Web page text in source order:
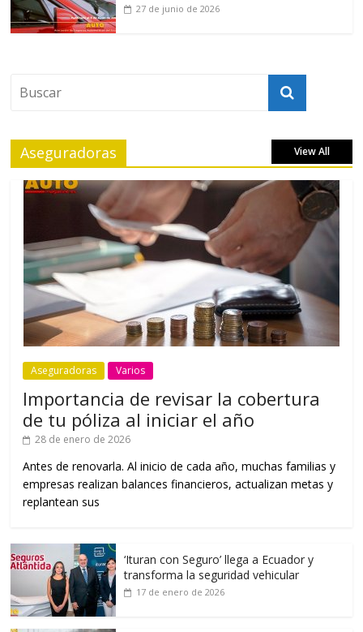
27 de junio de 2026
Aseguradoras View All
Aseguradoras Varios
Importancia de revisar la cobertura
de tu póliza al iniciar el año
28 de enero de 2026
Antes de renovarla. Al inicio de cada año, muchas familias y
empresas realizan balances financieros, actualizan metas y
replantean sus
‘Ituran con Seguro’ llega a Ecuador y
transforma la seguridad vehicular
17 de enero de 2026